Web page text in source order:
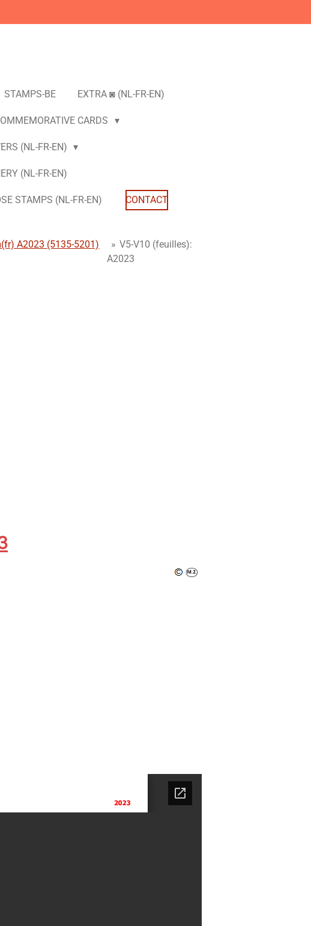
STAMPS-BE EXTRA ◙ (NL-FR-EN)
CARDS
(NL-FR-EN)
(NL-FR-EN)
STAMPS (NL-FR-EN) CONTACT
A2023 (5135-5201)
» V5-V10 (feuilles):
A2023